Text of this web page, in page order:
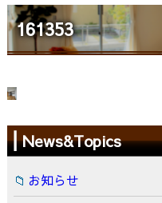
161353
News&Topics
お知らせ